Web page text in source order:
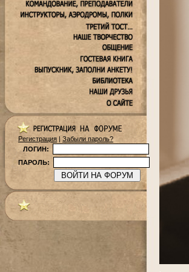
Регистрация | Забыли пароль?
ЛОГИН:
ПАРОЛЬ: